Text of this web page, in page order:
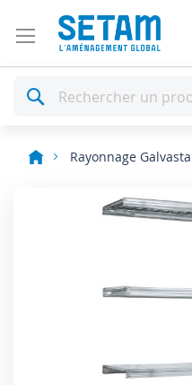
Rechercher
Rayonnage